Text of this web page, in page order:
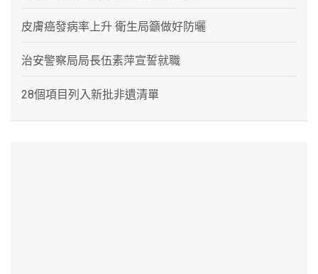
皮膚癌發病率上升 衛生局籲做好防曬
治安警察局局長伍素萍宣誓就職
28個項目列入新批非遺清單